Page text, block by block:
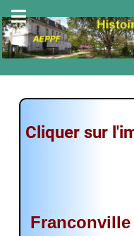
Cliquer sur
Franconville